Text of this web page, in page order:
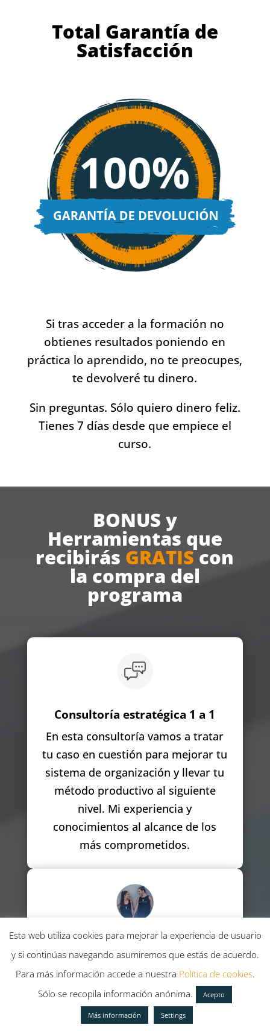
Total Garantía de
Satisfacción
Si tras acceder a la formación no
obtienes resultados poniendo en
práctica lo aprendido, no te preocupes,
te devolveré tu dinero.
Sin preguntas. Sólo quiero dinero feliz.
Tienes 7 días desde que empiece el
curso.
BONUS y
Herramientas que
recibirás GRATIScon
la compra del
programa
Consultoría estratégica 1 a 1
En esta consultoría vamos a tratar
tu caso en cuestión para mejorar tu
sistema de organización y llevar tu
método productivo al siguiente
nivel. Mi experiencia y
conocimientos al alcance de los
más comprometidos.
Masterclass: Estrategias
Energéticas Minimalistas
Carlos y Ro, de Salud Minimalista,
te enseñarán a potenciar tu salud
manteniéndote en forma de
Esta web utiliza cookies para mejorar la experiencia de usuario
y si continúas navegando asumiremos que estás de acuerdo.
Para más información accede a nuestra Política de cookies.
Sólo se recopila información anónima.
Acepto
Más información Settings